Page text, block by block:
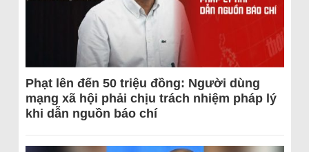
Phạt lên đến 50 triệu đồng: Người dùng
mạng xã hội phải chịu trách nhiệm pháp lý
khi dẫn nguồn báo chí